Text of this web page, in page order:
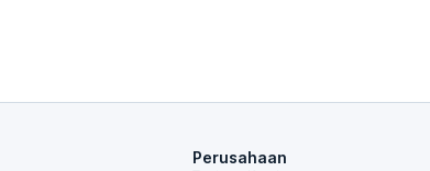
Perusahaan